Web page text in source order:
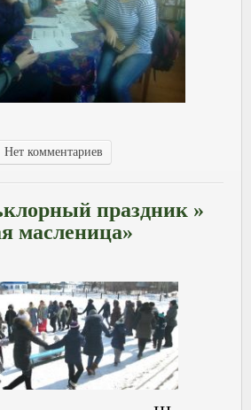
Нет комментариев
праздник »
масленица»